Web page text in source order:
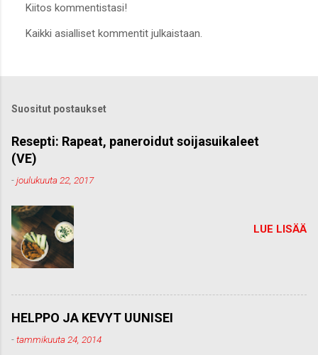
ä
o
m
e
n
t
Kiitos kommentistasi!
Kaikki asialliset kommentit julkaistaan.
Suositut postaukset
Resepti: Rapeat, paneroidut soijasuikaleet
(VE)
-joulukuuta 22, 2017
LUE LISÄÄ
HELPPO JA KEVYT UUNISEI
-tammikuuta 24, 2014